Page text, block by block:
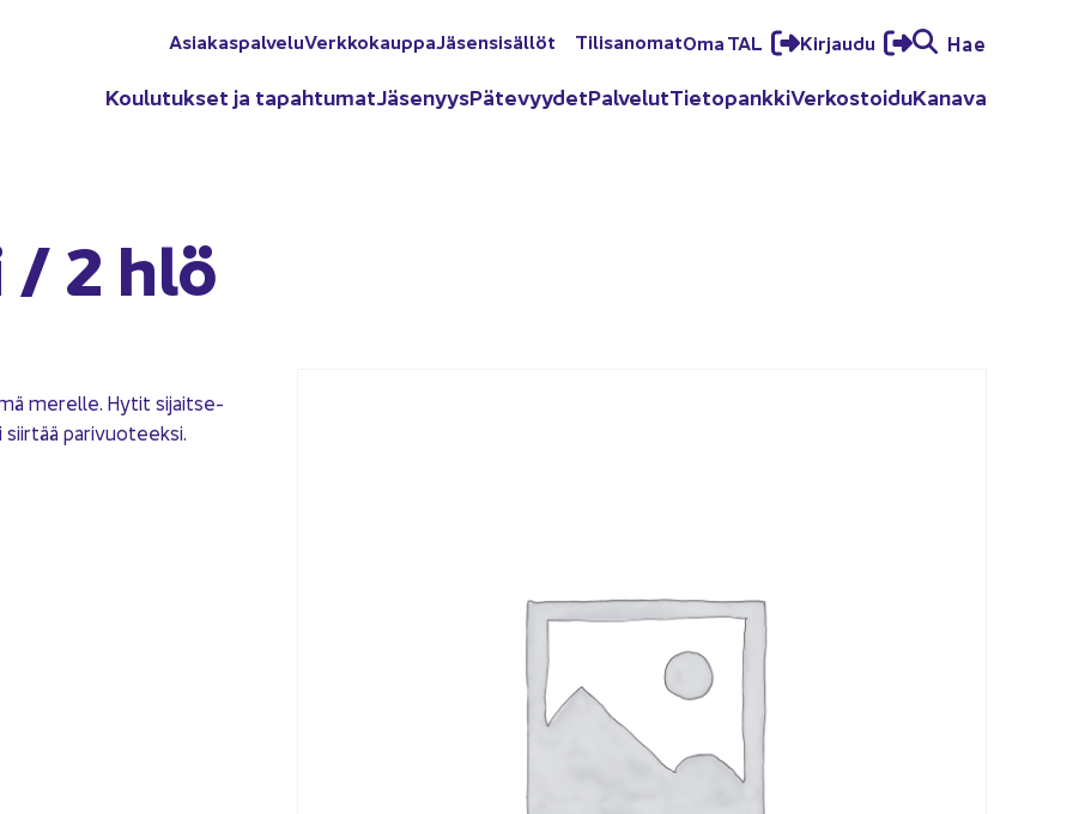
Asia­kas­pal­ve­luVerk­ko­kaup­paJä­sen­si­säl­löt Ti­li­sa­no­matOma TAL Kir­jau­du Hae
Kou­lu­tuk­set ja ta­pah­tu­matJä­se­nyysPä­te­vyy­detPal­ve­lutTie­to­pank­kiVer­kos­toi­duKa­na­va
2 hlö
me­rel­le. Hytit si­jait­se­
siir­tää pa­ri­vuo­teek­si.